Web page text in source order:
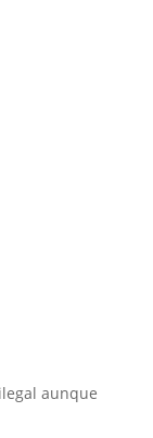
aunque